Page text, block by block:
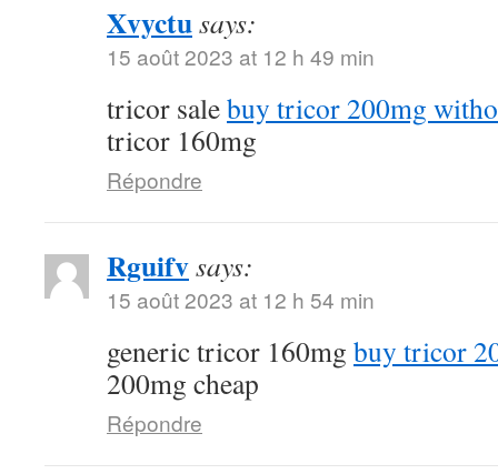
Xvyctusays:
15 août 2023 at 12 h 49 min
tricor salebuy tricor 200mg
tricor 160mg
Répondre
Rguifvsays:
15 août 2023 at 12 h 54 min
generic tricor 160mg buy tricor
200mg cheap
Répondre